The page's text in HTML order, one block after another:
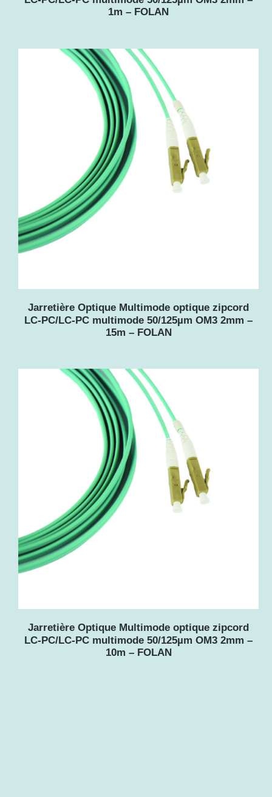
1m – FOLAN
Jarretière Optique Multimode optique zipcord
LC-PC/LC-PC multimode 50/125µm OM3 2mm –
15m – FOLAN
Jarretière Optique Multimode optique zipcord
LC-PC/LC-PC multimode 50/125µm OM3 2mm –
10m – FOLAN